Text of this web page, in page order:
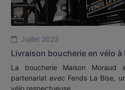
Juillet 2023
Livraison boucherie en vélo à
La boucherie Maison Moraud
partenariat avec Fends La Bise,